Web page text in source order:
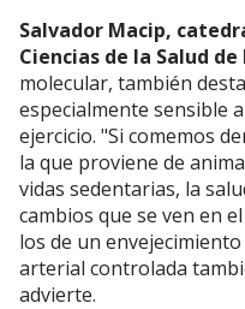
Salvador Macip,
Ciencias de la Salud de
molecular, también
especialmente sensible
ejercicio. "Si comemos
la que proviene de
vidas sedentarias, la
cambios que se ven en
los de un
arterial controlada
advierte.